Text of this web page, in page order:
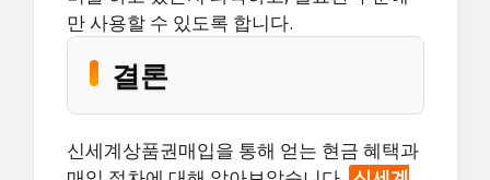
만 사용할 수 있도록 합니다.
결론
신세계상품권매입을 통해 얻는 현금 혜택과